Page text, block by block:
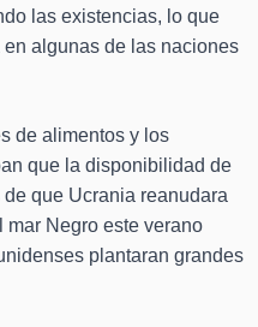
las existencias, lo que
algunas de las naciones
de alimentos y los
que la disponibilidad de
que Ucrania reanudara
mar Negro este verano
plantaran grandes